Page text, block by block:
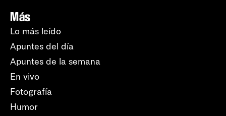
Más
Lo más leído
Apuntes del día
Apuntes de la semana
En vivo
Fotografía
Humor